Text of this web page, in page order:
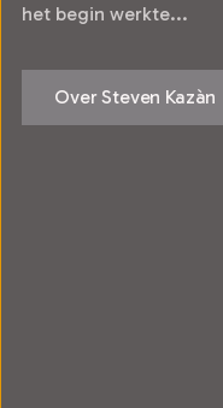
het begin werkte...
Over Steven Kazàn